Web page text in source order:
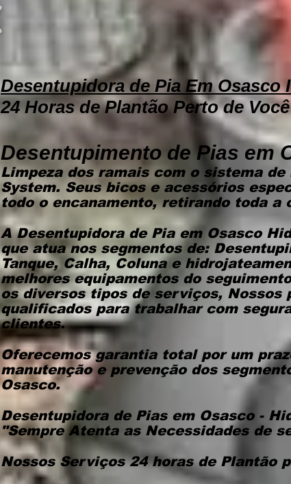
Desentupidora de Pia Em Osasco
24 Horas de Plantão Perto de Você
Desentupimento de Pias em
Limpeza dos ramais com o sistema
System. Seus bicos e acessórios
todo o encanamento, retirando toda a
​A Desentupidora de Pia em Osasco
que atua nos segmentos de:
Tanque, Calha, Coluna e
melhores equipamentos do
os diversos tipos de serviços,
qualificados para trabalhar com
clientes.
Oferecemos garantia total por um
manutenção e prevenção dos
Osasco.
Desentupidora de Pias em Osasco -
"Sempre Atenta as Necessidades de
Nossos Serviços 24 horas de Plantão